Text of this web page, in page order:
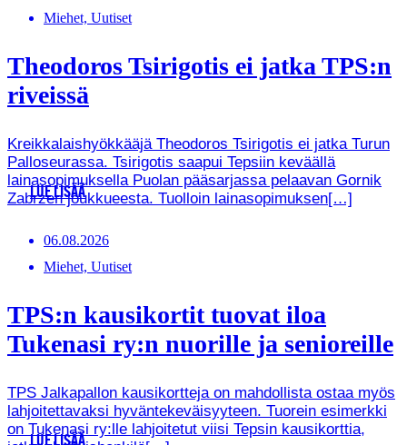
Miehet, Uutiset
Theodoros Tsirigotis ei jatka TPS:n
riveissä
Kreikkalaishyökkääjä Theodoros Tsirigotis ei jatka Turun
Palloseurassa. Tsirigotis saapui Tepsiin keväällä
lainasopimuksella Puolan pääsarjassa pelaavan Gornik
Zabrzen joukkueesta. Tuolloin lainasopimuksen[…]
LUE LISÄÄ
06.08.2026
Miehet, Uutiset
TPS:n kausikortit tuovat iloa
Tukenasi ry:n nuorille ja senioreille
TPS Jalkapallon kausikortteja on mahdollista ostaa myös
lahjoitettavaksi hyväntekeväisyyteen. Tuorein esimerkki
on Tukenasi ry:lle lahjoitetut viisi Tepsin kausikorttia,